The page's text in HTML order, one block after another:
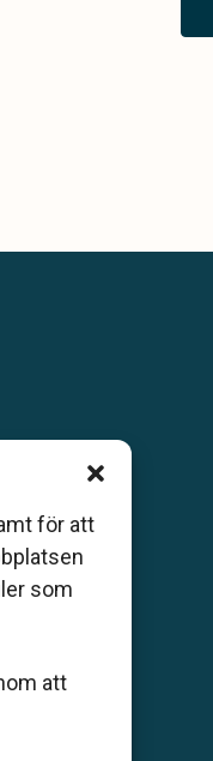
för att
som
att